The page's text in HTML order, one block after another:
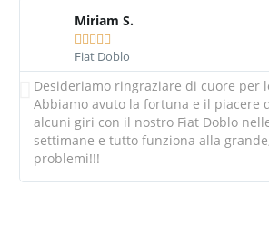
Miriam S.
    
Fiat Doblo
Desideriamo ringraziare di cuore per
Abbiamo avuto la fortuna e il piacere
alcuni giri con il nostro Fiat Doblo
settimane e tutto funziona alla
problemi!!!